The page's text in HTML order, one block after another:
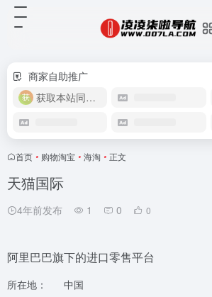
商家自助推广
获取本站同款主题
首页 • 购物淘宝 • 海淘 • 正文
天猫国际
4年前发布 1 0 0
阿里巴巴旗下的进口零售平台
所在地：
中国